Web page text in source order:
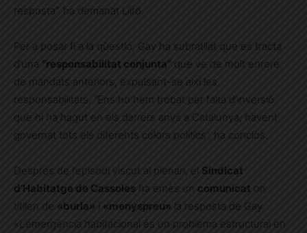
resposta”, ha demanat Lliró.
Per a posar fi a la qüestió, Gay ha subratllat que es tracta
d’una “responsabilitat conjunta” que ve de molt enrere,
de mandats anteriors, expulsant-se així les
responsabilitats. “Ens ho hem trobat per falta d’inversió
que hi ha hagut en els darrers anys a Catalunya, havent
governat tots els diferents colors polítics”, ha conclòs.
Després de l’episodi viscut al plenari, el Sindicat
d’Habitatge de Cassoles ha emès un comunicat on
titllen de «burla» i «menyspreu» la resposta de Gay.
«L’emergència habitacional és un problema estructural en